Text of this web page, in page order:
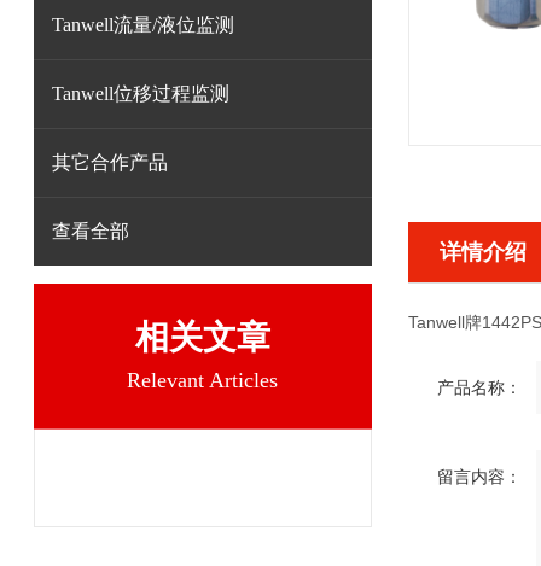
Tanwell流量/液位监测
Tanwell位移过程监测
其它合作产品
查看全部
相关文章
Relevant Articles
详情介绍
Tanwell牌
产品名称：
留言内容：